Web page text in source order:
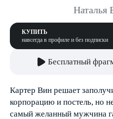
Наталья
КУПИТЬ
навсегда в профиле и без подписки
Бесплатный
Картер Вин решает
корпорацию и постель, но
самый желанный мужчина